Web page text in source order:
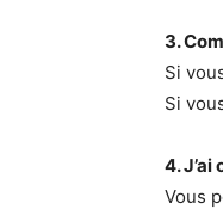
3.
Si
Si
4.
Vous